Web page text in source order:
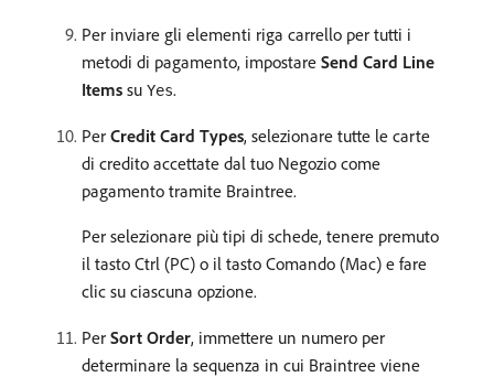
Per inviare gli elementi riga carrello per tutti i
metodi di pagamento, impostare Send Card Line
Items su Yes.
Per Credit Card Types, selezionare tutte le carte
di credito accettate dal tuo Negozio come
pagamento tramite Braintree.
Per selezionare più tipi di schede, tenere premuto
il tasto Ctrl (PC) o il tasto Comando (Mac) e fare
clic su ciascuna opzione.
Per Sort Order, immettere un numero per
determinare la sequenza in cui Braintree viene